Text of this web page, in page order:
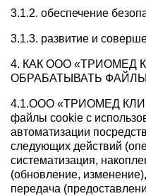
3.1.2. обеспечение
3.1.3. развитие и
4. КАК ООО «ТРИОМЕД
ОБРАБАТЫВАТЬ ФАЙЛЫ
4.1.ООО «ТРИОМЕД
файлы cookie с
автоматизации
следующих действий
систематизация,
(обновление,
передача